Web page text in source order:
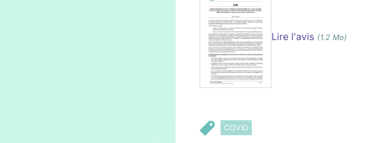
Lire l'avis (1.2 Mo)
COVID